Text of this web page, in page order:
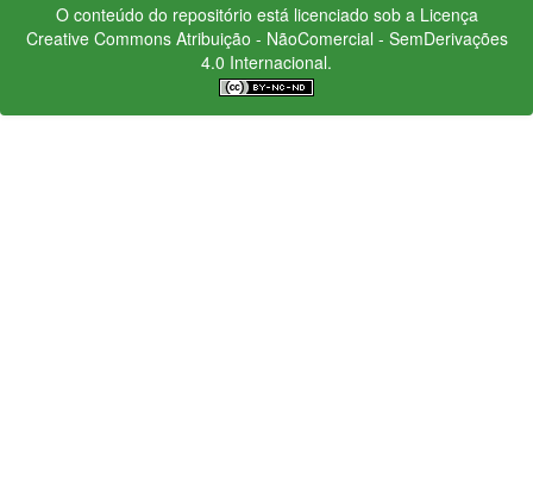
O conteúdo do repositório está licenciado sob a Licença
Creative CommonsAtribuição - NãoComercial - SemDerivações
4.0 Internacional.